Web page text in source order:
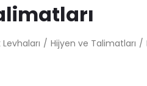
Hijyen ve Talimatları